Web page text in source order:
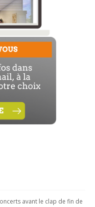
avant le clap de fin de